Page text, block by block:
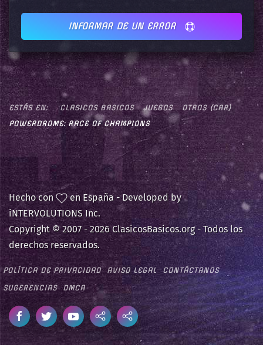
INFORMAR DE UN ERROR
ESTÁS EN: CLASICOS BASICOS JUEGOS
OTROS (CAR)
POWERDROME: RACE OF CHAMPIONS
Hecho con
en España - Developed by
iNTERVOLUTIONS Inc.
Copyright © 2007 -2026 ClasicosBasicos.org - Todos los
derechos reservados.
POLÍTICA DE PRIVACIDAD AVISO LEGAL
CONTÁCTANOS
SUGERENCIAS
DMCA